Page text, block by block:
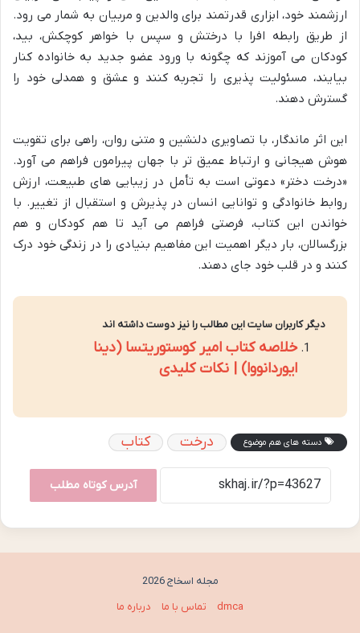
ارزشمند خود، ابزاری قدرتمند برای والدین و مربیان به شمار می رود.
از طریق رابطه افرا با درختش و سپس با خواهر کوچکش، بید،
کودکان می آموزند که چگونه با ورود عضو جدید به خانواده کنار
بیایند، مسئولیت پذیری را تجربه کنند و عشق و همدلی خود را
گسترش دهند.
این اثر ماندگار، با تصاویری دلنشین و متنی روان، راهی برای تقویت
هوش هیجانی و ارتباط عمیق تر با جهان پیرامون فراهم می آورد.
«درخت دختر» دعوتی است به تأمل در زیبایی های طبیعت، ارزش
روابط خانوادگی و توانایی انسان در پذیرش و استقبال از تغییر. با
خواندن این کتاب، فرصتی فراهم می آید تا هم کودکان و هم
بزرگسالان، بار دیگر اهمیت این مفاهیم بنیادی را در زندگی خود درک
کنند و در قلب خود جای دهند.
دیگر کاربران سایت این مطالب را نیز دوست داشته اند
خلاصه کتاب امیر کوستوریتسا (دینا
ایوردانووا) | نکات کلیدی
دسته های هم موضوع درخت کتاب
آدرس کوتاه مطلب
مجله اسخاج 2026
dmca
تماس با ما درباره ما